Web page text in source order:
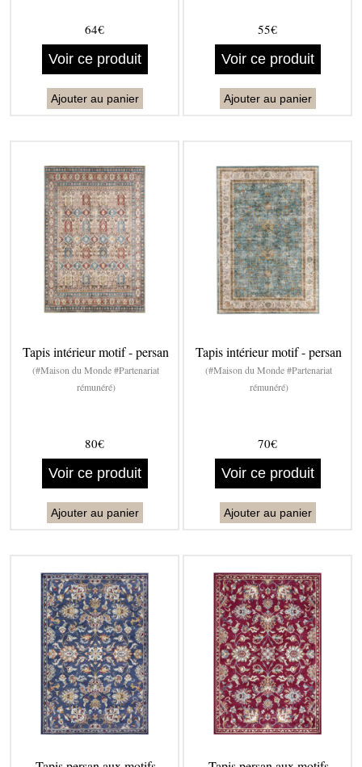
64€
Voir ce produit
Ajouter au panier
55€
Voir ce produit
Ajouter au panier
Tapis intérieur motif - persan
(#Maison du Monde #Partenariat
rémunéré)
80€
Voir ce produit
Ajouter au panier
Tapis intérieur motif - persan
(#Maison du Monde #Partenariat
rémunéré)
70€
Voir ce produit
Ajouter au panier